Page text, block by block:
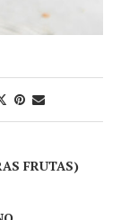
FRUTAS)